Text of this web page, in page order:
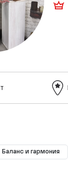
Баланс и гармония